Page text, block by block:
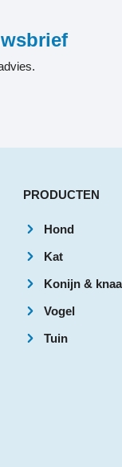
PRODUCTEN
Hond
Kat
Konijn &
Vogel
Tuin